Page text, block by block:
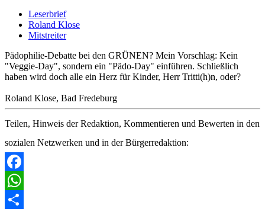
Leserbrief
Roland Klose
Mitstreiter
Pädophilie-Debatte bei den GRÜNEN? Mein Vorschlag: Kein
"Veggie-Day", sondern ein "Pädo-Day" einführen. Schließlich
haben wird doch alle ein Herz für Kinder, Herr Tritti(h)n, oder?
Roland Klose, Bad Fredeburg
Teilen, Hinweis der Redaktion, Kommentieren und Bewerten in den
sozialen Netzwerken und in der Bürgerredaktion:
Facebook
WhatsApp